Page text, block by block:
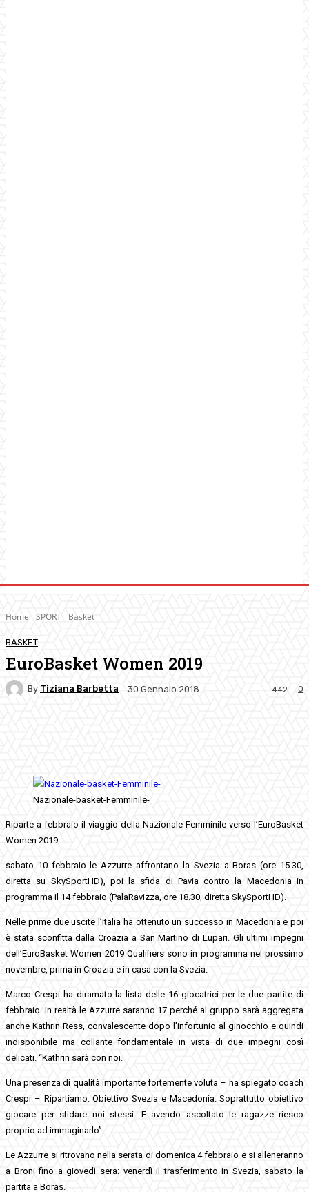
Home SPORT Basket
BASKET
EuroBasket Women 2019
By Tiziana Barbetta 30 Gennaio 2018 0
442
Nazionale-basket-Femminile-
Riparte a febbraio il viaggio della Nazionale Femminile verso l’EuroBasket
Women 2019:
sabato 10 febbraio le Azzurre affrontano la Svezia a Boras (ore 15.30,
diretta su SkySportHD), poi la sfida di Pavia contro la Macedonia in
programma il 14 febbraio (PalaRavizza, ore 18.30, diretta SkySportHD).
Nelle prime due uscite l’Italia ha ottenuto un successo in Macedonia e poi
è stata sconfitta dalla Croazia a San Martino di Lupari. Gli ultimi impegni
dell’EuroBasket Women 2019 Qualifiers sono in programma nel prossimo
novembre, prima in Croazia e in casa con la Svezia.
Marco Crespi ha diramato la lista delle 16 giocatrici per le due partite di
febbraio. In realtà le Azzurre saranno 17 perché al gruppo sarà aggregata
anche Kathrin Ress, convalescente dopo l’infortunio al ginocchio e quindi
indisponibile ma collante fondamentale in vista di due impegni così
delicati. “Kathrin sarà con noi.
Una presenza di qualità importante fortemente voluta – ha spiegato coach
Crespi – Ripartiamo. Obiettivo Svezia e Macedonia. Soprattutto obiettivo
giocare per sfidare noi stessi. E avendo ascoltato le ragazze riesco
proprio ad immaginarlo”.
Le Azzurre si ritrovano nella serata di domenica 4 febbraio e si alleneranno
a Broni fino a giovedì sera: venerdì il trasferimento in Svezia, sabato la
partita a Boras.